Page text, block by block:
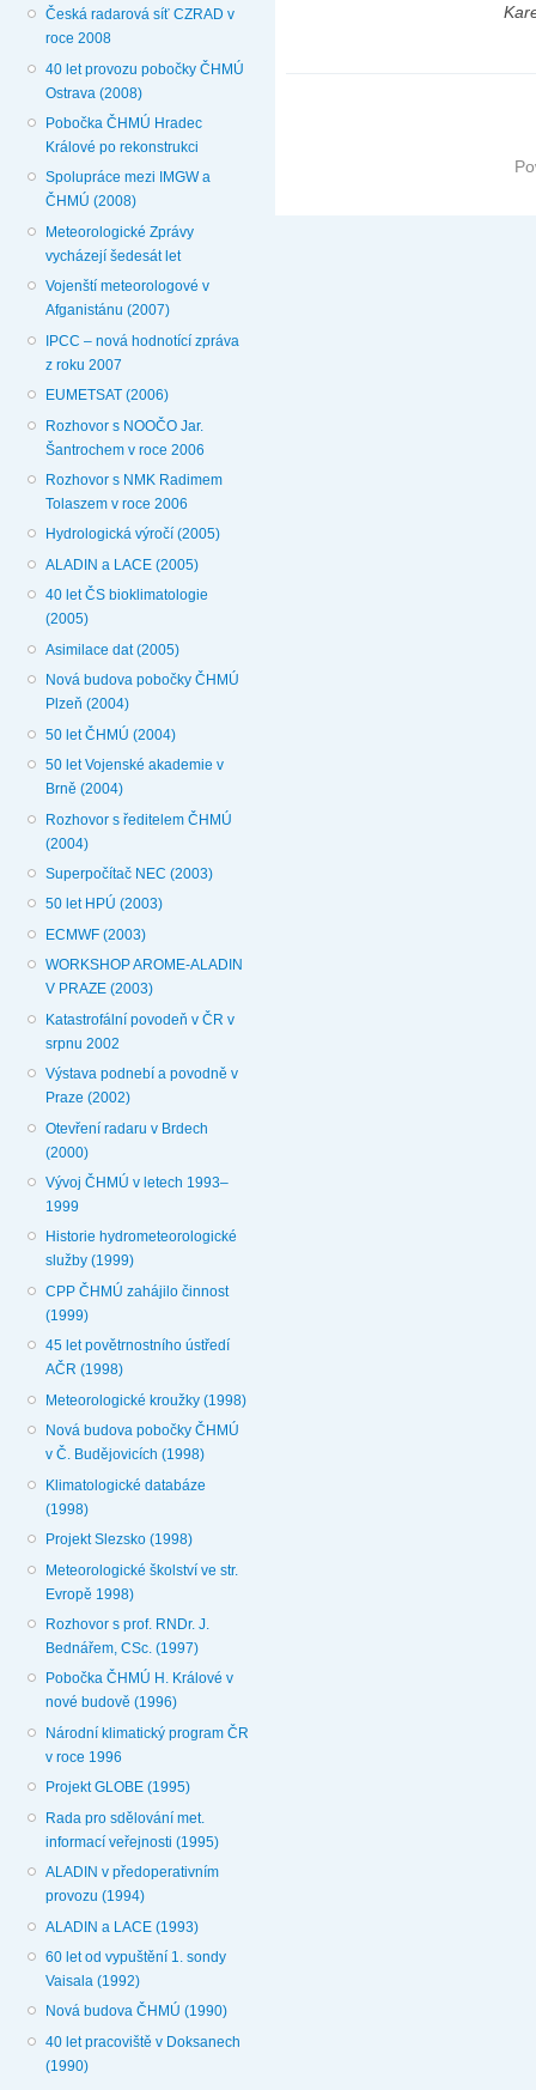
Česká radarová síť CZRAD v
roce 2008
40 let provozu pobočky ČHMÚ
Ostrava (2008)
Pobočka ČHMÚ Hradec
Králové po rekonstrukci
Spolupráce mezi IMGW a
ČHMÚ (2008)
Meteorologické Zprávy
vycházejí šedesát let
Vojenští meteorologové v
Afganistánu (2007)
IPCC – nová hodnotící zpráva
z roku 2007
EUMETSAT (2006)
Rozhovor s NOOČO Jar.
Šantrochem v roce 2006
Rozhovor s NMK Radimem
Tolaszem v roce 2006
Hydrologická výročí (2005)
ALADIN a LACE (2005)
40 let ČS bioklimatologie
(2005)
Asimilace dat (2005)
Nová budova pobočky ČHMÚ
Plzeň (2004)
50 let ČHMÚ (2004)
50 let Vojenské akademie v
Brně (2004)
Rozhovor s ředitelem ČHMÚ
(2004)
Superpočítač NEC (2003)
50 let HPÚ (2003)
ECMWF (2003)
WORKSHOP AROME-ALADIN
V PRAZE (2003)
Katastrofální povodeň v ČR v
srpnu 2002
Výstava podnebí a povodně v
Praze (2002)
Otevření radaru v Brdech
(2000)
Vývoj ČHMÚ v letech 1993–
1999
Historie hydrometeorologické
služby (1999)
CPP ČHMÚ zahájilo činnost
(1999)
45 let povětrnostního ústředí
AČR (1998)
Meteorologické kroužky (1998)
Nová budova pobočky ČHMÚ
v Č. Budějovicích (1998)
Klimatologické databáze
(1998)
Projekt Slezsko (1998)
Meteorologické školství ve str.
Evropě 1998)
Rozhovor s prof. RNDr. J.
Bednářem, CSc. (1997)
Pobočka ČHMÚ H. Králové v
nové budově (1996)
Národní klimatický program ČR
v roce 1996
Projekt GLOBE (1995)
Rada pro sdělování met.
informací veřejnosti (1995)
ALADIN v předoperativním
provozu (1994)
ALADIN a LACE (1993)
60 let od vypuštění 1. sondy
Vaisala (1992)
Nová budova ČHMÚ (1990)
40 let pracoviště v Doksanech
(1990)